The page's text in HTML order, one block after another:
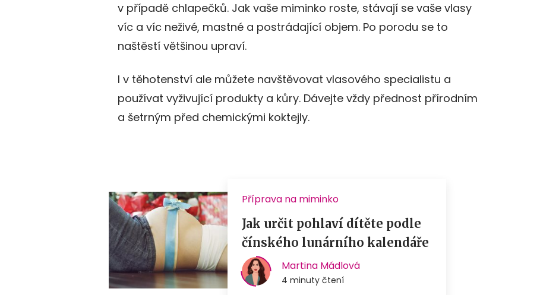
v případě chlapečků. Jak vaše miminko roste, stávají se vaše vlasy
víc a víc neživé, mastné a postrádající objem. Po porodu se to
naštěstí většinou upraví.
I v těhotenství ale můžete navštěvovat vlasového specialistu a
používat vyživující produkty a kůry. Dávejte vždy přednost přírodním
a šetrným před chemickými koktejly.